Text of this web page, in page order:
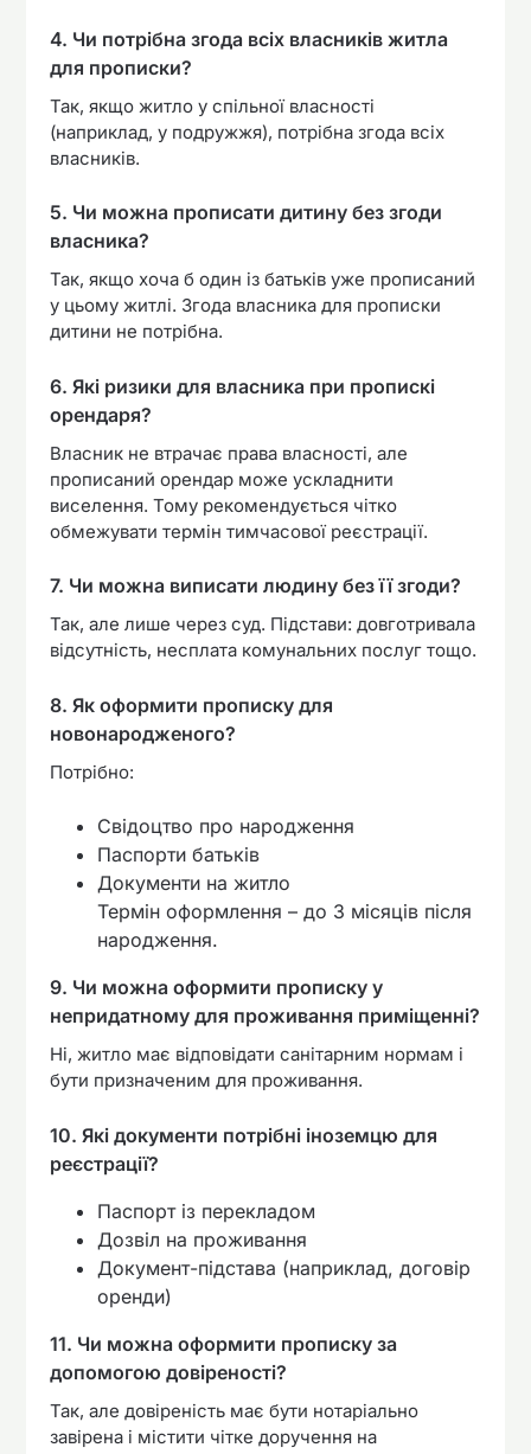
4. Чи потрібна згода всіх власників житла
для прописки?
Так, якщо житло у спільної власності
(наприклад, у подружжя), потрібна згода всіх
власників.
5. Чи можна прописати дитину без згоди
власника?
Так, якщо хоча б один із батьків уже прописаний
у цьому житлі. Згода власника для прописки
дитини не потрібна.
6. Які ризики для власника при пропискі
орендаря?
Власник не втрачає права власності, але
прописаний орендар може ускладнити
виселення. Тому рекомендується чітко
обмежувати термін тимчасової реєстрації.
7. Чи можна виписати людину без її згоди?
Так, але лише через суд. Підстави: довготривала
відсутність, несплата комунальних послуг тощо.
8. Як оформити прописку для
новонародженого?
Потрібно:
Свідоцтво про народження
Паспорти батьків
Документи на житло
Термін оформлення – до 3 місяців після
народження.
9. Чи можна оформити прописку у
непридатному для проживання приміщенні?
Ні, житло має відповідати санітарним нормам і
бути призначеним для проживання.
10. Які документи потрібні іноземцю для
реєстрації?
Паспорт із перекладом
Дозвіл на проживання
Документ-підстава (наприклад, договір
оренди)
11. Чи можна оформити прописку за
допомогою довіреності?
Так, але довіреність має бути нотаріально
завірена і містити чітке доручення на